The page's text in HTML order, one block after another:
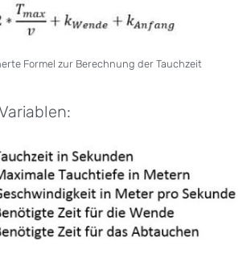
Formel zur Berechnung der Tauchzeit